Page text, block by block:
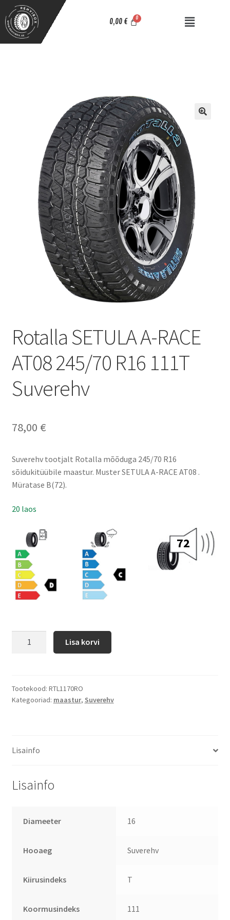
0,00 €
Rotalla SETULA A-RACE
AT08 245/70 R16 111T
Suverehv
78,00 €
Suverehv tootjalt Rotalla mõõduga 245/70 R16
sõidukitüübile maastur. Muster SETULA A-RACE AT08 .
Müratase B(72).
20 laos
72
Lisa korvi
Tootekood: RTL1170RO
Kategooriad: maastur, Suverehv
Lisainfo
Lisainfo
Diameeter 16
Hooaeg Suverehv
Kiirusindeks T
Koormusindeks 111